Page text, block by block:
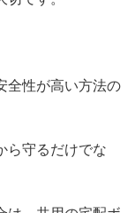
全性が高い方法の
ら守るだけでな